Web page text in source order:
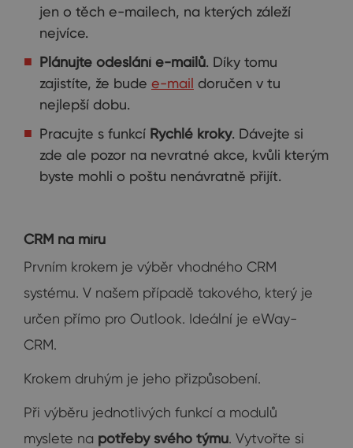
jen o těch e-mailech, na kterých záleží
nejvíce.
Plánujte odeslání e-mailů. Díky tomu
zajistíte, že bude e-mail doručen v tu
nejlepší dobu.
Pracujte s funkcí Rychlé kroky. Dávejte si
zde ale pozor na nevratné akce, kvůli kterým
byste mohli o poštu nenávratně přijít.
CRM na míru
Prvním krokem je výběr vhodného CRM
systému. V našem případě takového, který je
určen přímo pro Outlook. Ideální je eWay-
CRM.
Krokem druhým je jeho přizpůsobení.
Při výběru jednotlivých funkcí a modulů
myslete na potřeby svého týmu. Vytvořte si